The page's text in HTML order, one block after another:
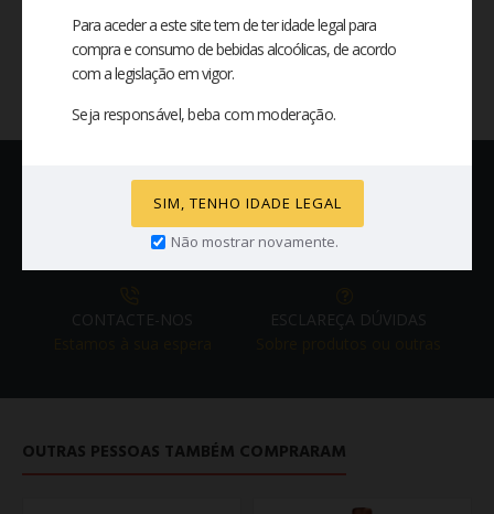
Para aceder a este site tem de ter idade legal para
compra e consumo de bebidas alcoólicas, de acordo
com a legislação em vigor.
Seja responsável, beba com moderação.
SIM, TENHO IDADE LEGAL
Não mostrar novamente.
CONTINUAR
PORTES GRATUITOS
Em encomendas iguais ou superiores a 150€
CONTACTE-NOS
ESCLAREÇA DÚVIDAS
OUTRAS PESSOAS TAMBÉM COMPRARAM